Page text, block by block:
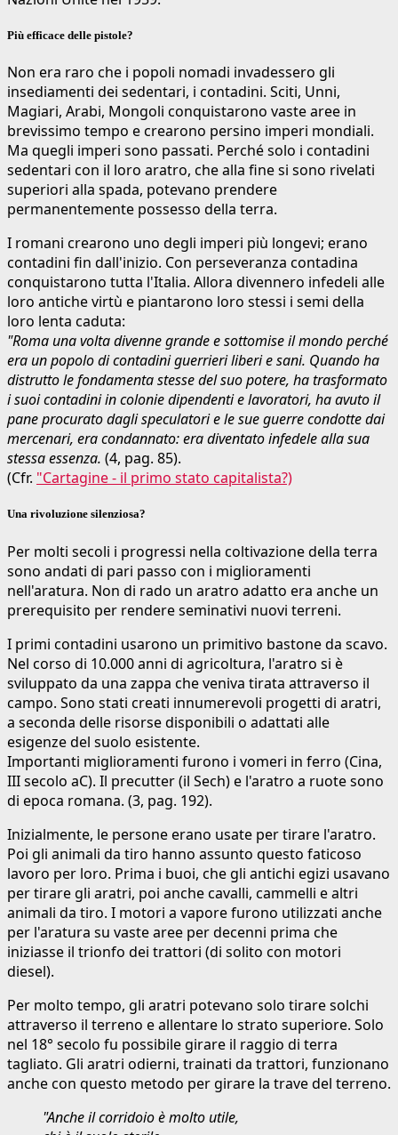
Più efficace delle pistole?
Non era raro che i popoli nomadi invadessero gli
insediamenti dei sedentari, i contadini. Sciti, Unni,
Magiari, Arabi, Mongoli conquistarono vaste aree in
brevissimo tempo e crearono persino imperi mondiali.
Ma quegli imperi sono passati. Perché solo i contadini
sedentari con il loro aratro, che alla fine si sono rivelati
superiori alla spada, potevano prendere
permanentemente possesso della terra.
I romani crearono uno degli imperi più longevi; erano
contadini fin dall'inizio. Con perseveranza contadina
conquistarono tutta l'Italia. Allora divennero infedeli alle
loro antiche virtù e piantarono loro stessi i semi della
loro lenta caduta:
"Roma una volta divenne grande e sottomise il mondo perché
era un popolo di contadini guerrieri liberi e sani. Quando ha
distrutto le fondamenta stesse del suo potere, ha trasformato
i suoi contadini in colonie dipendenti e lavoratori, ha avuto il
pane procurato dagli speculatori e le sue guerre condotte dai
mercenari, era condannato: era diventato infedele alla sua
stessa essenza. (4, pag. 85).
(Cfr. "Cartagine - il primo stato capitalista?)
Una rivoluzione silenziosa?
Per molti secoli i progressi nella coltivazione della terra
sono andati di pari passo con i miglioramenti
nell'aratura. Non di rado un aratro adatto era anche un
prerequisito per rendere seminativi nuovi terreni.
I primi contadini usarono un primitivo bastone da scavo.
Nel corso di 10.000 anni di agricoltura, l'aratro si è
sviluppato da una zappa che veniva tirata attraverso il
campo. Sono stati creati innumerevoli progetti di aratri,
a seconda delle risorse disponibili o adattati alle
esigenze del suolo esistente.
Importanti miglioramenti furono i vomeri in ferro (Cina,
III secolo aC). Il precutter (il Sech) e l'aratro a ruote sono
di epoca romana. (3, pag. 192).
Inizialmente, le persone erano usate per tirare l'aratro.
Poi gli animali da tiro hanno assunto questo faticoso
lavoro per loro. Prima i buoi, che gli antichi egizi usavano
per tirare gli aratri, poi anche cavalli, cammelli e altri
animali da tiro. I motori a vapore furono utilizzati anche
per l'aratura su vaste aree per decenni prima che
iniziasse il trionfo dei trattori (di solito con motori
diesel).
Per molto tempo, gli aratri potevano solo tirare solchi
attraverso il terreno e allentare lo strato superiore. Solo
nel 18° secolo fu possibile girare il raggio di terra
tagliato. Gli aratri odierni, trainati da trattori, funzionano
anche con questo metodo per girare la trave del terreno.
"Anche il corridoio è molto utile,